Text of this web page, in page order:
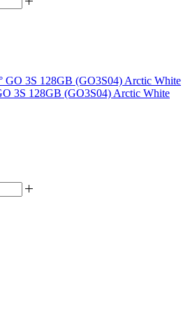
3S 128GB (GO3S04) Arctic White